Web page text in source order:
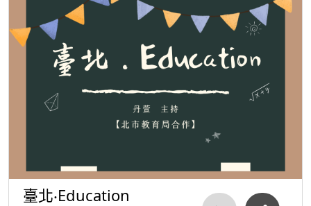
臺北‧Education